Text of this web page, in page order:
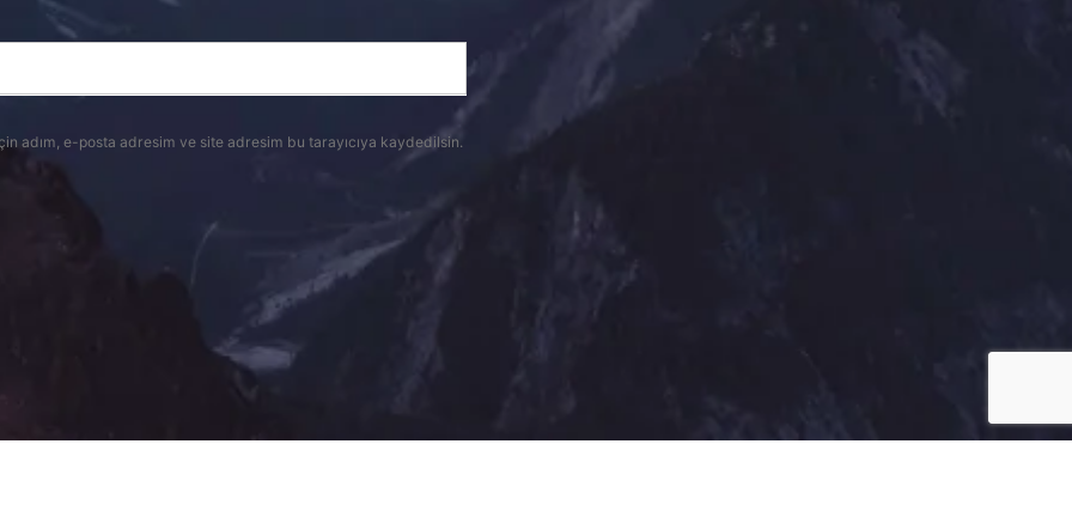
adım, e-posta adresim ve site adresim bu tarayıcıya kaydedilsin.